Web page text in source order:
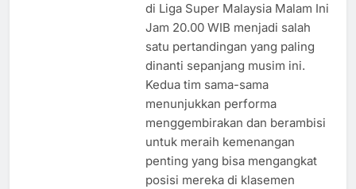
di Liga Super Malaysia Malam Ini
Jam 20.00 WIB menjadi salah
satu pertandingan yang paling
dinanti sepanjang musim ini.
Kedua tim sama-sama
menunjukkan performa
menggembirakan dan berambisi
untuk meraih kemenangan
penting yang bisa mengangkat
posisi mereka di klasemen